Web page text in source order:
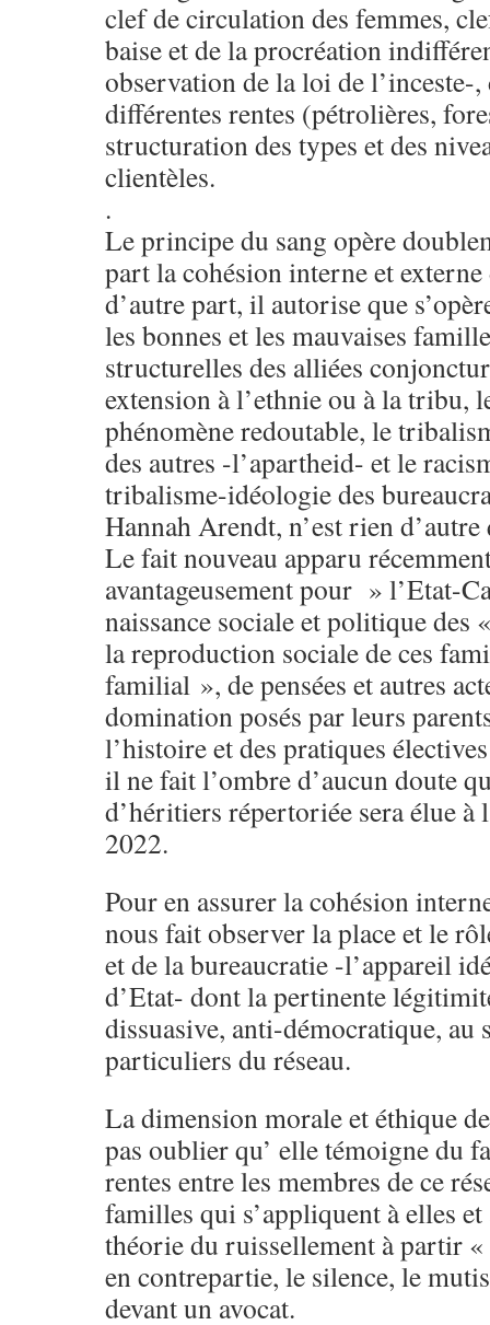
clef de circulation des femmes,
baise et de la procréation
observation de la loi de l’inceste-
différentes rentes (pétrolières,
structuration des types et des
clientèles.
.
Le principe du sang opère
part la cohésion interne et
d’autre part, il autorise que
les bonnes et les mauvaises
structurelles des alliées
extension à l’ethnie ou à la tribu,
phénomène redoutable, le
des autres -l’apartheid- et le
tribalisme-idéologie des
Hannah Arendt, n’est rien
Le fait nouveau apparu
avantageusement pour » l’Etat-
naissance sociale et politique
la reproduction sociale de ces
familial », de pensées et autres
domination posés par leurs
l’histoire et des pratiques
il ne fait l’ombre d’aucun doute
d’héritiers répertoriée sera élue
2022.
Pour en assurer la cohésion
nous fait observer la place et le
et de la bureaucratie -l’appareil
d’Etat- dont la pertinente
dissuasive, anti-démocratique, au
particuliers du réseau.
La dimension morale et éthique
pas oublier qu’ elle témoigne du
rentes entre les membres de ce
familles qui s’appliquent à elles
théorie du ruissellement à partir
en contrepartie, le silence, le
devant un avocat.